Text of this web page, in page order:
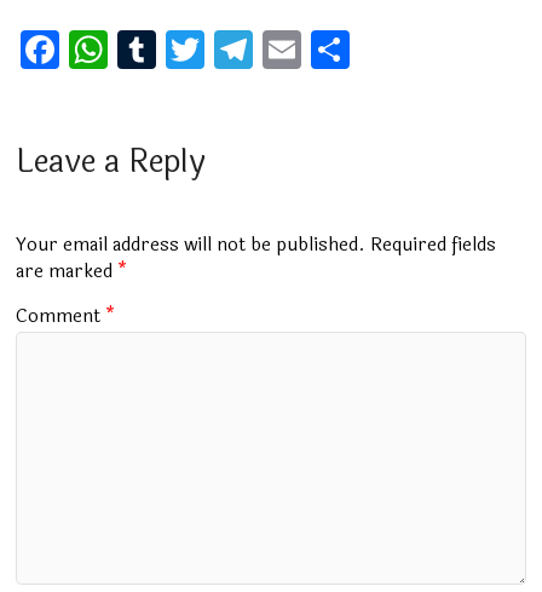
F
a
b
o
k
W
h
s
p
p
T
u
bl
T
wi
er
T
el
m
E
m
Leave a Reply
Your email address will not be published. Required fields
are marked *
Comment *